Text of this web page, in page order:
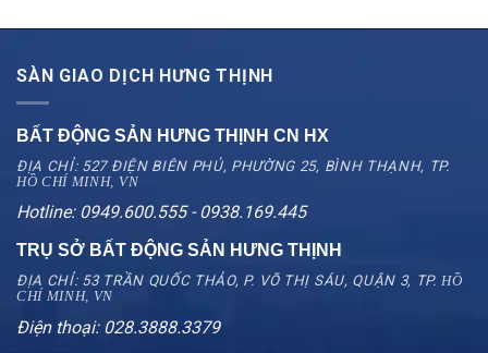
SÀN GIAO DỊCH HƯNG THỊNH
BẤT ĐỘNG SẢN HƯNG THỊNH CN HX
ĐỊA CHỈ: 527 ĐIỆN BIÊN PHỦ, PHƯỜNG 25, BÌNH THẠNH, TP.
HỒ CHÍ MINH, VN
Hotline: 0949.600.555 - 0938.169.445
TRỤ SỞ BẤT ĐỘNG SẢN HƯNG THỊNH
ĐỊA CHỈ: 53 TRẦN QUỐC THẢO, P. VÕ THỊ SÁU, QUẬN 3, TP. HỒ
CHÍ MINH, VN
Điện thoại: 028.3888.3379